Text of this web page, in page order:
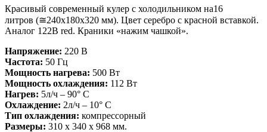
Красивый современный кулер с холодильником на16
литров (≅240х180х320 мм). Цвет серебро с красной вставкой.
Аналог 122В red. Краники «нажим чашкой».
Напряжение: 220 В
Частота: 50 Гц
Мощность нагрева: 500 Вт
Мощность охлаждения: 112 Вт
Нагрев: 5л/ч – 90° С
Охлаждение: 2л/ч – 10° С
Тип охлаждения: компрессорный
Размеры: 310 х 340 х 968 мм.